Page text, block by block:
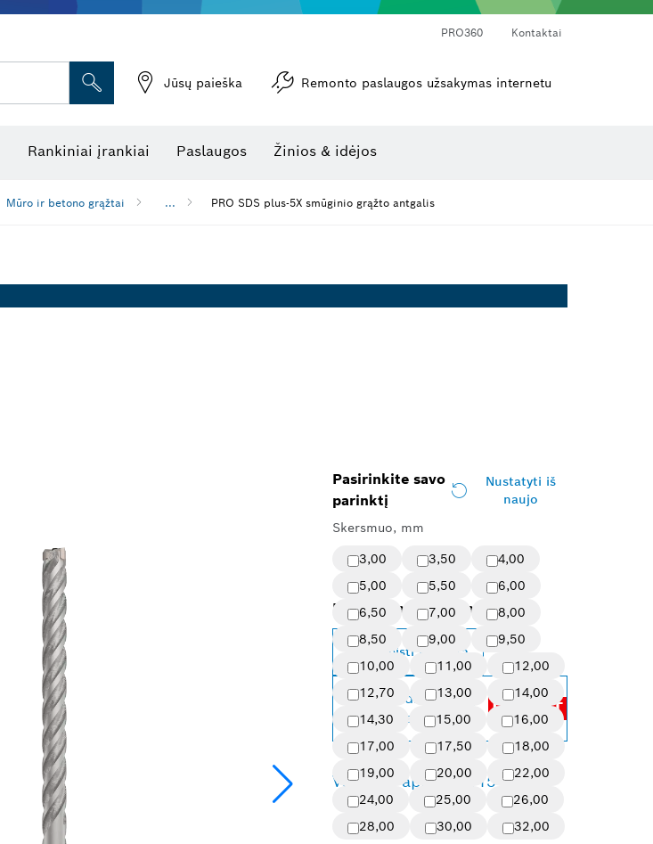
PRO360 Kontaktai
Jūsų paieška Remonto paslaugos užsakymas internetu
Rankiniai įrankiai Paslaugos Žinios & idėjos
Mūro ir betono grąžtai ... PRO SDS plus-5X smūginio grąžto antgalis
Pasirinkite savo
parinktį
Nustatyti iš
naujo
Skersmuo, mm
3,00
3,50
4,00
5,00
5,50
6,00
6,50
7,00
8,00
8,50
9,00
9,50
10,00
11,00
12,00
12,70
13,00
14,00
14,30
15,00
16,00
17,00
17,50
18,00
19,00
20,00
22,00
24,00
25,00
26,00
28,00
30,00 32,00
Pasirinktas variantas
Keisti variantą
Pasiekite didžiausią
našumą naudodami
EXPERT
Variantų apžvalga(151)